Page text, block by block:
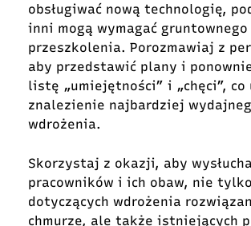
obsługiwać nową technologię,
inni mogą wymagać gruntownego
przeszkolenia. Porozmawiaj z
aby przedstawić plany i
listę „umiejętności” i „chęci”, co
znalezienie najbardziej
wdrożenia.
Skorzystaj z okazji, aby
pracowników i ich obaw, nie tylko
dotyczących wdrożenia
chmurze, ale także istniejących